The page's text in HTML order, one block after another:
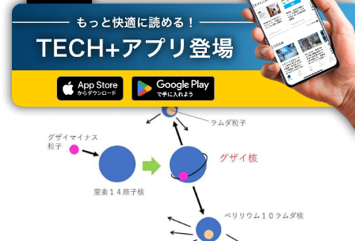
TECH+ テクノロジー
サイエンス
岐阜大など、ストレンジクォークを有する超原子核「グザイ核」の観測に成功